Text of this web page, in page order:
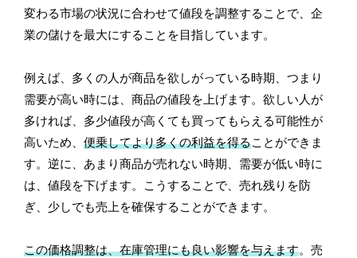
変わる市場の状況に合わせて値段を調整することで、企
業の儲けを最大にすることを目指しています。
例えば、多くの人が商品を欲しがっている時期、つまり
需要が高い時には、商品の値段を上げます。欲しい人が
多ければ、多少値段が高くても買ってもらえる可能性が
高いため、便乗してより多くの利益を得ることができま
す。逆に、あまり商品が売れない時期、需要が低い時に
は、値段を下げます。こうすることで、売れ残りを防
ぎ、少しでも売上を確保することができます。
この価格調整は、在庫管理にも良い影響を与えます。売